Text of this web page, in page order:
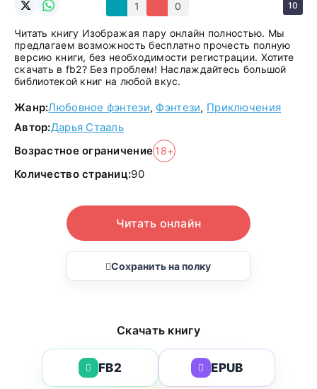
1
0 10
Читать книгу Изображая пару онлайн полностью. Мы
предлагаем возможность бесплатно прочесть полную
версию книги, без необходимости регистрации. Хотите
скачать в fb2? Без проблем! Наслаждайтесь большой
библиотекой книг на любой вкус.
Жанр:Любовное фэнтези, Фэнтези, Приключения
Автор:Дарья Стааль
Возрастное ограничение 18+
Количество страниц:90
Читать онлайн
Сохранить на полку
Скачать книгу
FB2 EPUB